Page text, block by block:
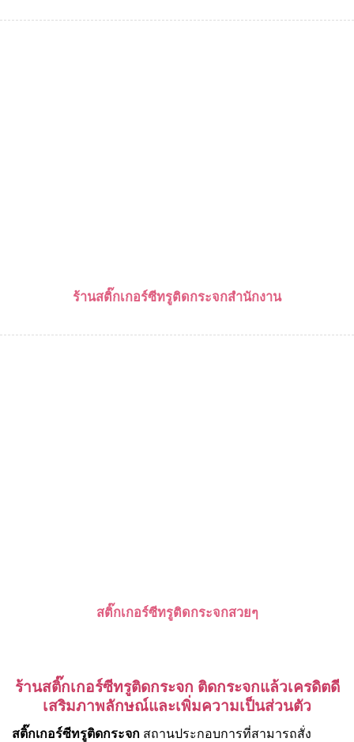
ร้านสติ๊กเกอร์ซีทรูติดกระจกสำนักงาน
สติ๊กเกอร์ซีทรูติดกระจกสวยๆ
ร้านสติ๊กเกอร์ซีทรูติดกระจก ติดกระจกแล้วเครดิตดี
เสริมภาพลักษณ์และเพิ่มความเป็นส่วนตัว
สติ๊กเกอร์ซีทรูติดกระจก สถานประกอบการที่สามารถสั่ง